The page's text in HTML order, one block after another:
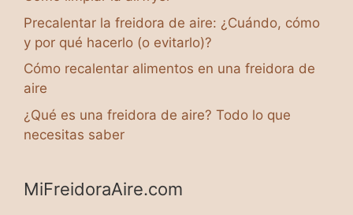
Precalentar la freidora de aire: ¿Cuándo, cómo
y por qué hacerlo (o evitarlo)?
Cómo recalentar alimentos en una freidora de
aire
¿Qué es una freidora de aire? Todo lo que
necesitas saber
MiFreidoraAire.com